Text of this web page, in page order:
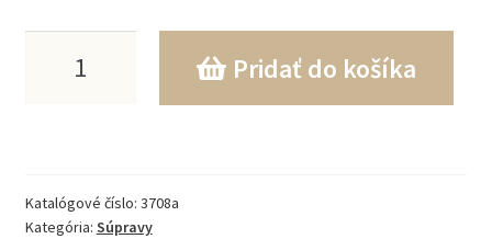
Z
Pridať do košíka
Katalógové číslo: 3708a
Kategória: Súpravy